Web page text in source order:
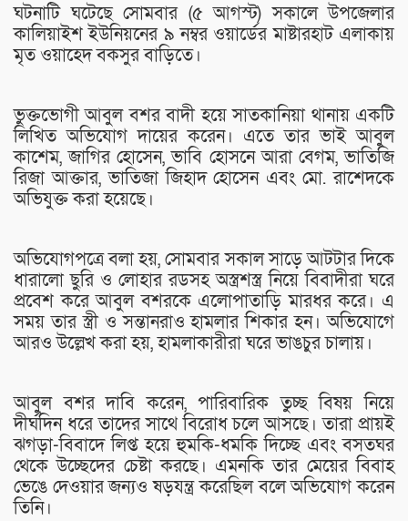
ঘটনাটি ঘটেছে সোমবার (৫ আগস্ট) সকালে উপজেলার
কালিয়াইশ ইউনিয়নের ৯ নম্বর ওয়ার্ডের মাষ্টারহাট এলাকায়
মৃত ওয়াহেদ বকসুর বাড়িতে।
ভুক্তভোগী আবুল বশর বাদী হয়ে সাতকানিয়া থানায় একটি
লিখিত অভিযোগ দায়ের করেন। এতে তার ভাই আবুল
কাশেম, জাগির হোসেন, ভাবি হোসনে আরা বেগম, ভাতিজি
রিজা আক্তার, ভাতিজা জিহাদ হোসেন এবং মো. রাশেদকে
অভিযুক্ত করা হয়েছে।
অভিযোগপত্রে বলা হয়, সোমবার সকাল সাড়ে আটটার দিকে
ধারালো ছুরি ও লোহার রডসহ অস্ত্রশস্ত্র নিয়ে বিবাদীরা ঘরে
প্রবেশ করে আবুল বশরকে এলোপাতাড়ি মারধর করে। এ
সময় তার স্ত্রী ও সন্তানরাও হামলার শিকার হন। অভিযোগে
আরও উল্লেখ করা হয়, হামলাকারীরা ঘরে ভাঙচুর চালায়।
আবুল বশর দাবি করেন, পারিবারিক তুচ্ছ বিষয় নিয়ে
দীর্ঘদিন ধরে তাদের সাথে বিরোধ চলে আসছে। তারা প্রায়ই
ঝগড়া-বিবাদে লিপ্ত হয়ে হুমকি-ধমকি দিচ্ছে এবং বসতঘর
থেকে উচ্ছেদের চেষ্টা করছে। এমনকি তার মেয়ের বিবাহ
ভেঙে দেওয়ার জন্যও ষড়যন্ত্র করেছিল বলে অভিযোগ করেন
তিনি।